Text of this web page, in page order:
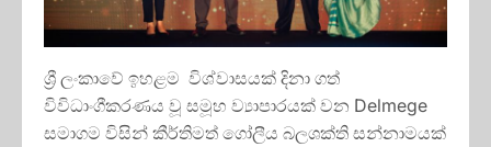
ශ්‍රී ලංකාවේ ඉහළම විශ්වාසයක් දිනා ගත්
විවිධාංගීකරණය වූ සමූහ ව්‍යාපාරයක් වන Delmege
සමාගම විසින් කීර්තිමත් ගෝලීය බලශක්ති සන්නාමයක්